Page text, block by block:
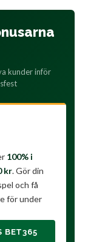
kunder inför
100% i
kr. Gör din
och få
för under
BET365